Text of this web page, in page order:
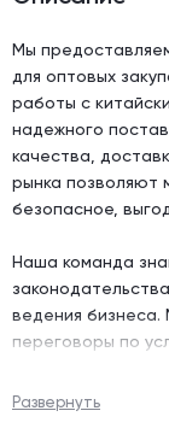
Мы
для оптовых
работы с
надежного
качества,
рынка позволяют
безопасное,
Наша команда
ведения
переговоры по
большому выбору
Развернуть